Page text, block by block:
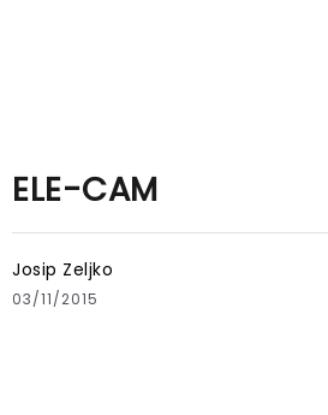
ELE-CAM
Josip Zeljko
03/11/2015